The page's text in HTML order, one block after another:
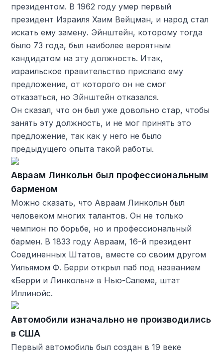
президентом. В 1962 году умер первый
президент Израиля Хаим Вейцман, и народ стал
искать ему замену. Эйнштейн, которому тогда
было 73 года, был наиболее вероятным
кандидатом на эту должность. Итак,
израильское правительство прислало ему
предложение, от которого он не смог
отказаться, но Эйнштейн отказался.
Он сказал, что он был уже довольно стар, чтобы
занять эту должность, и не мог принять это
предложение, так как у него не было
предыдущего опыта такой работы.
Авраам Линкольн был профессиональным
барменом
Можно сказать, что Авраам Линкольн был
человеком многих талантов. Он не только
чемпион по борьбе, но и профессиональный
бармен. В 1833 году Авраам, 16-й президент
Соединенных Штатов, вместе со своим другом
Уильямом Ф. Берри открыл паб под названием
«Берри и Линкольн» в Нью-Салеме, штат
Иллинойс.
Автомобили изначально не производились
в США
Первый автомобиль был создан в 19 веке